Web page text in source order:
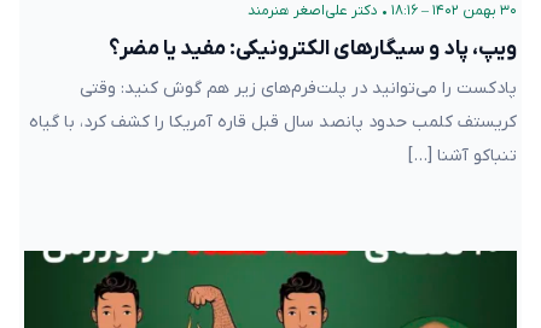
۳۰ بهمن ۱۴۰۲ – ۱۸:۱۶ • دکتر علی‌اصغر هنرمند
ویپ، پاد و سیگارهای الکترونیکی: مفید یا مضر؟
پادکست را می‌توانید در پلت‌فرم‌های زیر هم گوش کنید: وقتی
کریستف کلمب حدود پانصد سال قبل قاره آمریکا را کشف کرد، با گیاه
تنباکو آشنا […]